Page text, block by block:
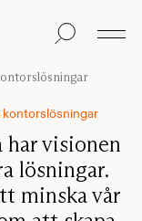
Hållbarhet
Vår garanti
kontorslösningar
har visionen
lösningar.
minska vår